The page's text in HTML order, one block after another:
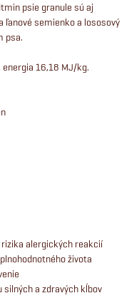
psie granule sú aj
ľanové semienko a lososový
psa.
energia 16,18 MJ/kg.
rizika alergických reakcií
života
a zdravých kĺbov